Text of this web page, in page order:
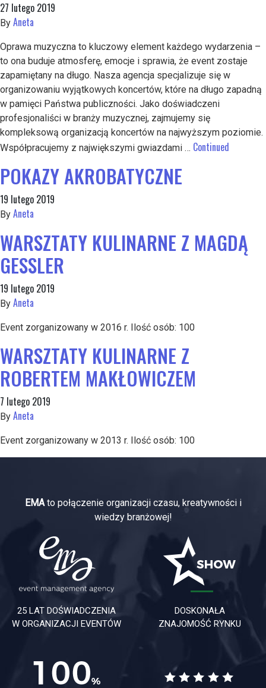
27 lutego 2019
By Aneta
Oprawa muzyczna to kluczowy element każdego wydarzenia –
to ona buduje atmosferę, emocje i sprawia, że event zostaje
zapamiętany na długo. Nasza agencja specjalizuje się w
organizowaniu wyjątkowych koncertów, które na długo zapadną
w pamięci Państwa publiczności. Jako doświadczeni
profesjonaliści w branży muzycznej, zajmujemy się
kompleksową organizacją koncertów na najwyższym poziomie.
Współpracujemy z największymi gwiazdami … Continued
POKAZY AKROBATYCZNE
19 lutego 2019
By Aneta
WARSZTATY KULINARNE Z MAGDĄ
GESSLER
19 lutego 2019
By Aneta
Event zorganizowany w 2016 r. Ilość osób: 100
WARSZTATY KULINARNE Z
ROBERTEM MAKŁOWICZEM
7 lutego 2019
By Aneta
Event zorganizowany w 2013 r. Ilość osób: 100
EMAto połączenie organizacji czasu, kreatywności i
wiedzy branżowej!
25 LAT DOŚWIADCZENIA
W ORGANIZACJI EVENTÓW
DOSKONAŁA
ZNAJOMOŚĆ RYNKU